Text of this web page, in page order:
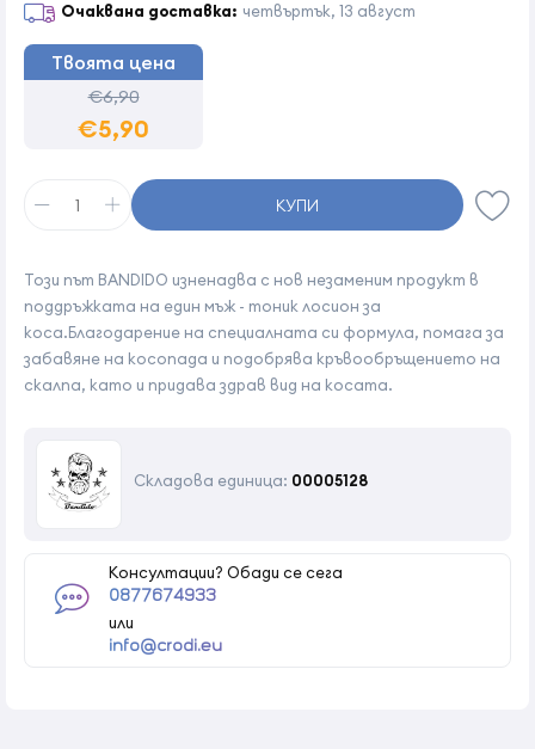
Този път BANDIDO изненадва с нов незаменим продукт в
поддръжката на един мъж - тоник лосион за
коса.Благодарение на специалната си формула, помага за
забавяне на косопада и подобрява кръвообръщението на
скалпа, като и придава здрав вид на косата.
Складова единица: 00005128
Консултации? Обади се сега
0877674933
или
info@crodi.eu
Очаквана доставка: четвъртък, 13 август
Твоята цена
€6,90
€5,90
КУПИ